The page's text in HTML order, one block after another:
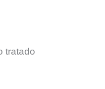
tratado